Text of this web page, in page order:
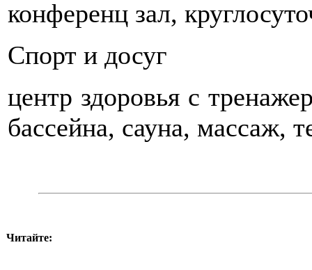
конференц зал,
Спорт и досуг
центр здоровья с
бассейна, сауна, массаж,
Читайте: